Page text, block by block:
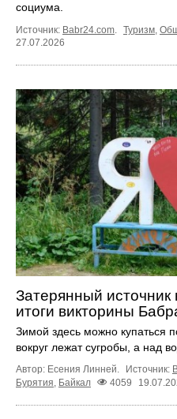
социума.
Источник: Babr24.com. Туризм,
27.07.2026
Затерянный источник
итоги викторины
Зимой здесь можно купаться
вокруг лежат сугробы, а над
Автор: Есения Линней. Источник:
Бурятия, Байкал 4059